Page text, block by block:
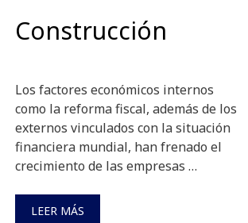
Construcción
Los factores económicos internos
como la reforma fiscal, además de los
externos vinculados con la situación
financiera mundial, han frenado el
crecimiento de las empresas …
LEER MÁS